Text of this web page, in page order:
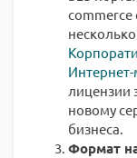
commerce
Интернет-
лицензии
новому
бизнеса.
Формат